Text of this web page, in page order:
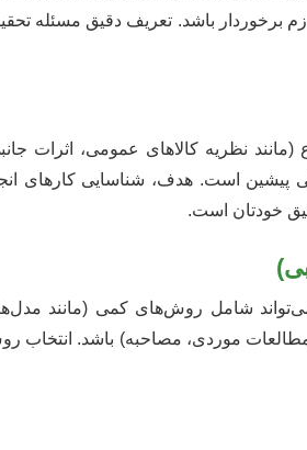
برخوردار باشد. تعریف دقیق مسئله
نظریه کالاهای عمومی، اثرات
پیشین است. هدف، شناسایی کارهای
خودتان است.
شامل روش‌های کمی (مانند
مطالعات موردی، مصاحبه) باشد. انتخاب